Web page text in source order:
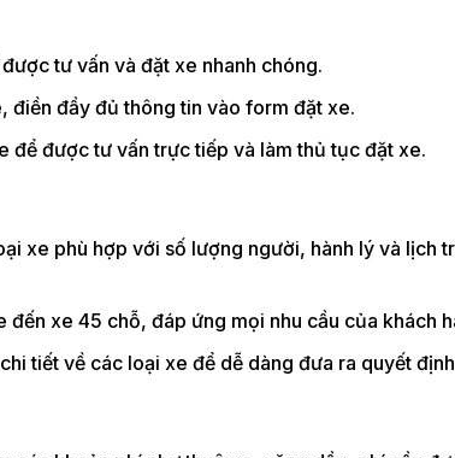
tư vấn và đặt xe nhanh chóng.
điền đầy đủ thông tin vào form đặt xe.
để được tư vấn trực tiếp và làm thủ tục đặt xe.
xe phù hợp với số lượng người, hành lý và lịch
xe 45 chỗ, đáp ứng mọi nhu cầu của khách
tiết về các loại xe để dễ dàng đưa ra quyết